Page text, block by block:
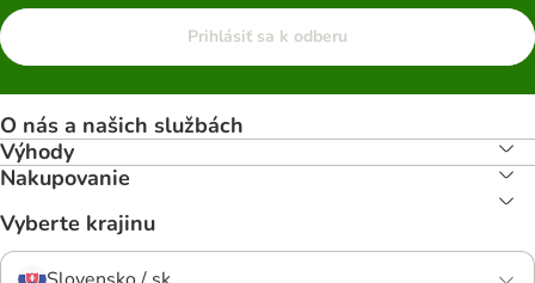
Prihlásiť sa k odberu
O nás a našich službách
Výhody
Nakupovanie
Vyberte krajinu